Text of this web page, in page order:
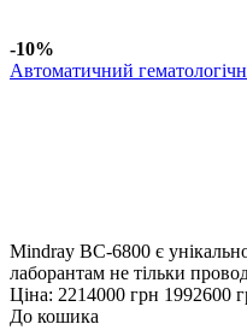
-10%
Автоматичний
Mindray BC-6800 є
лаборантам не тільки
Ціна: 2214000 грн 1992600
До кошика